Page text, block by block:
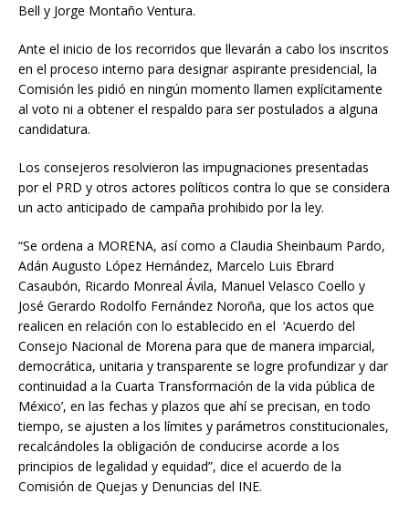
Bell y Jorge Montaño Ventura.
Ante el inicio de los recorridos que llevarán a cabo los inscritos
en el proceso interno para designar aspirante presidencial, la
Comisión les pidió en ningún momento llamen explícitamente
al voto ni a obtener el respaldo para ser postulados a alguna
candidatura.
Los consejeros resolvieron las impugnaciones presentadas
por el PRD y otros actores políticos contra lo que se considera
un acto anticipado de campaña prohibido por la ley.
“Se ordena a MORENA, así como a Claudia Sheinbaum Pardo,
Adán Augusto López Hernández, Marcelo Luis Ebrard
Casaubón, Ricardo Monreal Ávila, Manuel Velasco Coello y
José Gerardo Rodolfo Fernández Noroña, que los actos que
realicen en relación con lo establecido en el ‘Acuerdo del
Consejo Nacional de Morena para que de manera imparcial,
democrática, unitaria y transparente se logre profundizar y dar
continuidad a la Cuarta Transformación de la vida pública de
México’, en las fechas y plazos que ahí se precisan, en todo
tiempo, se ajusten a los límites y parámetros constitucionales,
recalcándoles la obligación de conducirse acorde a los
principios de legalidad y equidad”, dice el acuerdo de la
Comisión de Quejas y Denuncias del INE.